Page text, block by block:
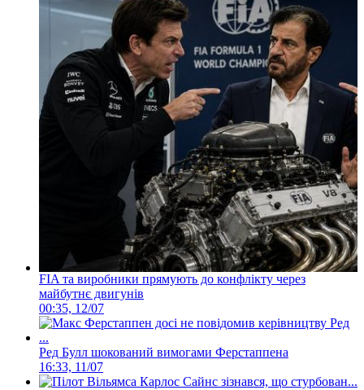
FIA та виробники прямують до конфлікту через
майбутнє двигунів
00:35, 12/07
Ред Булл шокований вимогами Ферстаппена
16:33, 11/07